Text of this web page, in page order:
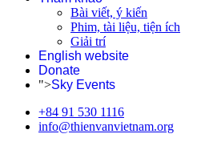
Bài viết, ý kiến
Phim, tài liệu, tiện ích
Giải trí
English website
Donate
">Sky Events
+84 91 530 1116
info@thienvanvietnam.org